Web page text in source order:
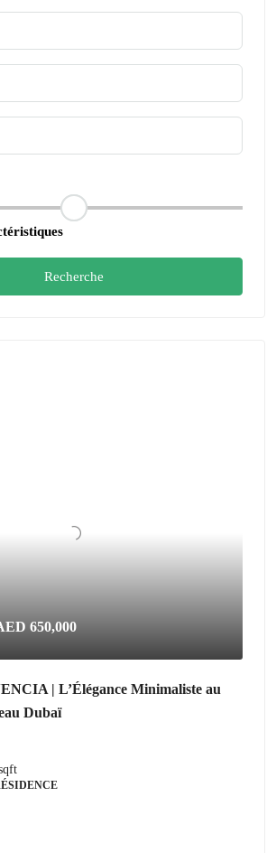
Recherche
650,000
| L’Élégance Minimaliste au
Dubaï